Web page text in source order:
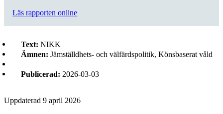
Läs rapporten online
Text: NIKK
Ämnen: Jämställdhets- och välfärdspolitik, Könsbaserat våld
Publicerad: 2026-03-03
Uppdaterad 9 april 2026